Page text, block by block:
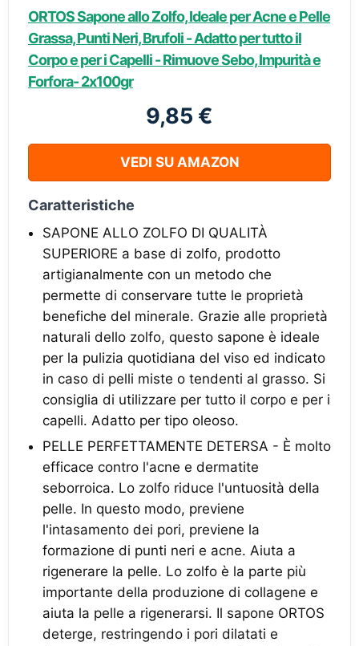
ORTOS Sapone allo Zolfo, Ideale per Acne e Pelle
Grassa, Punti Neri, Brufoli - Adatto per tutto il
Corpo e per i Capelli - Rimuove Sebo, Impurità e
Forfora- 2x100gr
9,85 €
VEDI SU AMAZON
Caratteristiche
SAPONE ALLO ZOLFO DI QUALITÀ
SUPERIORE a base di zolfo, prodotto
artigianalmente con un metodo che
permette di conservare tutte le proprietà
benefiche del minerale. Grazie alle proprietà
naturali dello zolfo, questo sapone è ideale
per la pulizia quotidiana del viso ed indicato
in caso di pelli miste o tendenti al grasso. Si
consiglia di utilizzare per tutto il corpo e per i
capelli. Adatto per tipo oleoso.
PELLE PERFETTAMENTE DETERSA - È molto
efficace contro l'acne e dermatite
seborroica. Lo zolfo riduce l'untuosità della
pelle. In questo modo, previene
l'intasamento dei pori, previene la
formazione di punti neri e acne. Aiuta a
rigenerare la pelle. Lo zolfo è la parte più
importante della produzione di collagene e
aiuta la pelle a rigenerarsi. Il sapone ORTOS
deterge, restringendo i pori dilatati e